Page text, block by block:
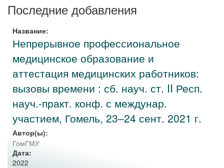
Последние добавления
Название:
Непрерывное профессиональное
медицинское образование и
аттестация медицинских работников:
вызовы времени : сб. науч. ст. II Респ.
науч.-практ. конф. с междунар.
участием, Гомель, 23–24 сент. 2021 г.
Автор(ы):
ГомГМУ
Дата:
2022